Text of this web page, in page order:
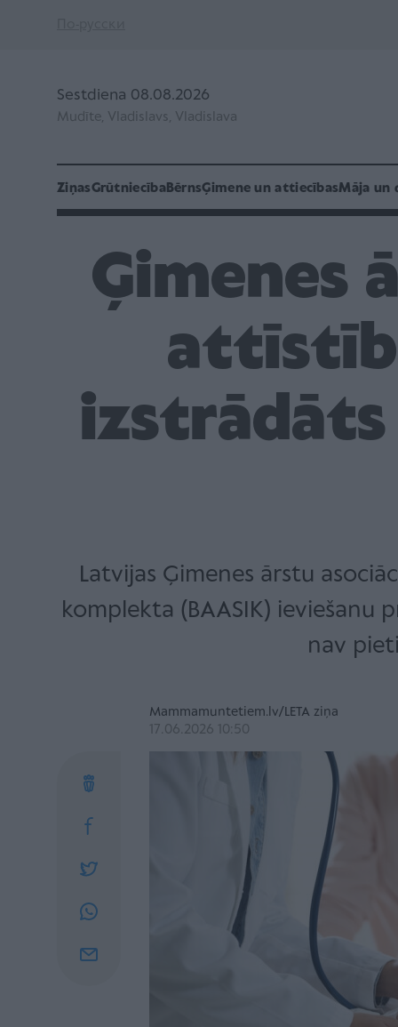
Sestdiena 08.08.2026
Mudīte, Vladislavs, Vladislava
ZiņasGrūtniecībaBērnsĢimene un attiecībasMāja un
Ģimenes
Latvijas Ģimenes ārstu
komplekta (BAASIK) ieviešanu
nav
Mammamuntetiem.lv/LETA ziņa
17.06.2026 10:50